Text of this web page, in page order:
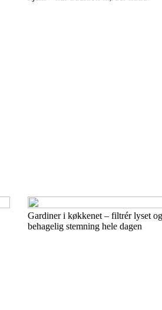
Gardiner i køkkenet – filtrér lyset
behagelig stemning hele dagen